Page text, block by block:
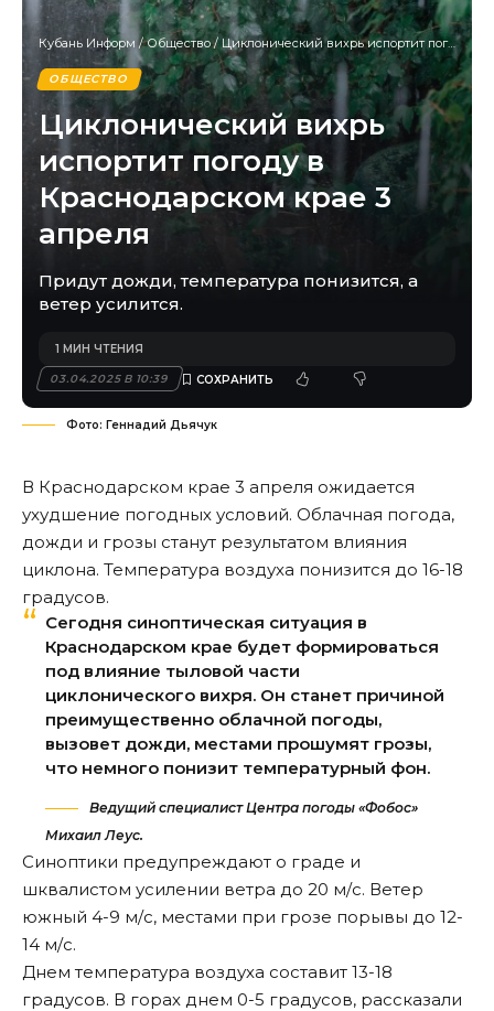
Кубань Информ /Общество/Циклонический вихрь испортит погоду в Краснодарском крае 3 апреля
ОБЩЕСТВО
Циклонический вихрь
испортит погоду в
Краснодарском крае 3
апреля
Придут дожди, температура понизится, а
ветер усилится.
03.04.2025 В 10:39
1 МИН ЧТЕНИЯ
Фото: Геннадий Дьячук
В Краснодарском крае 3 апреля ожидается
ухудшение погодных условий. Облачная погода,
дожди и грозы станут результатом влияния
циклона. Температура воздуха понизится до 16-18
градусов.
Сегодня синоптическая ситуация в
Краснодарском крае будет формироваться
под влияние тыловой части
циклонического вихря. Он станет причиной
преимущественно облачной погоды,
вызовет дожди, местами прошумят грозы,
что немного понизит температурный фон.
Ведущий специалист Центра погоды «Фобос»
Михаил Леус.
Синоптики предупреждают о граде и
шквалистом усилении ветра до 20 м/с. Ветер
южный 4-9 м/с, местами при грозе порывы до 12-
14 м/с.
Днем температура воздуха составит 13-18
градусов. В горах днем 0-5 градусов, рассказали